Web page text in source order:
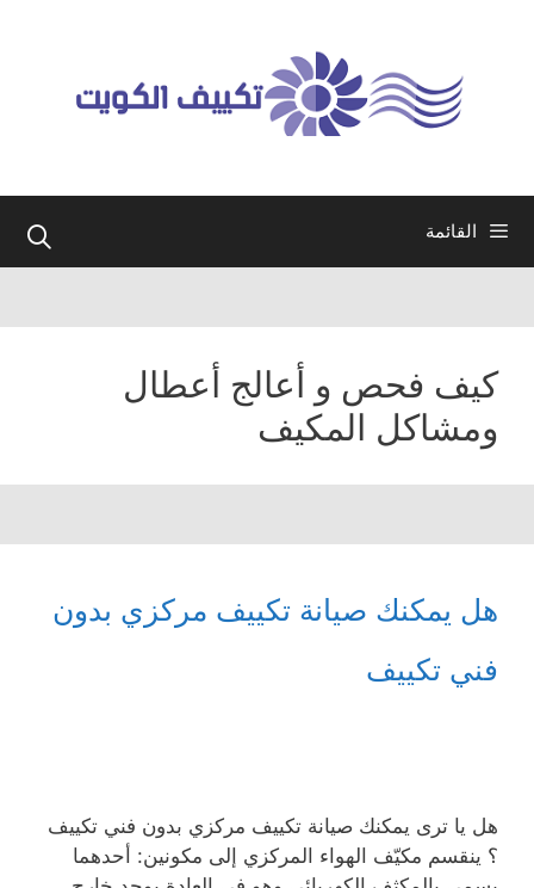
القائمة
كيف فحص و أعالج أعطال
ومشاكل المكيف
هل يمكنك صيانة تكييف مركزي بدون
فني تكييف
هل يا ترى يمكنك صيانة تكييف مركزي بدون فني تكييف
؟ ينقسم مكيّف الهواء المركزي إلى مكونين: أحدهما